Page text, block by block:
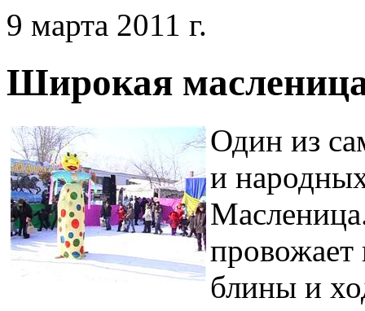
9 марта 2011 г.
Широкая
Один из
и
блины и